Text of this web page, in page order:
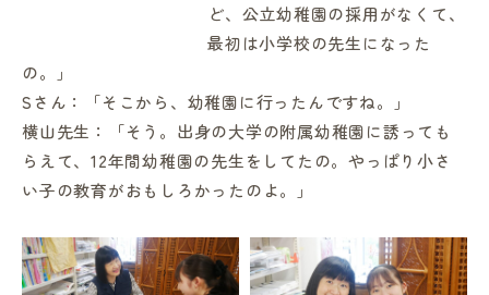
ど、公立幼稚園の採用がなくて、
最初は小学校の先生になった
の。」
Sさん：「そこから、幼稚園に行ったんですね。」
横山先生：「そう。出身の大学の附属幼稚園に誘っても
らえて、12年間幼稚園の先生をしてたの。やっぱり小さ
い子の教育がおもしろかったのよ。」